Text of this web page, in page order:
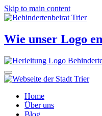
Skip to main content
Wie unser Logo
Home
Über uns
Blog